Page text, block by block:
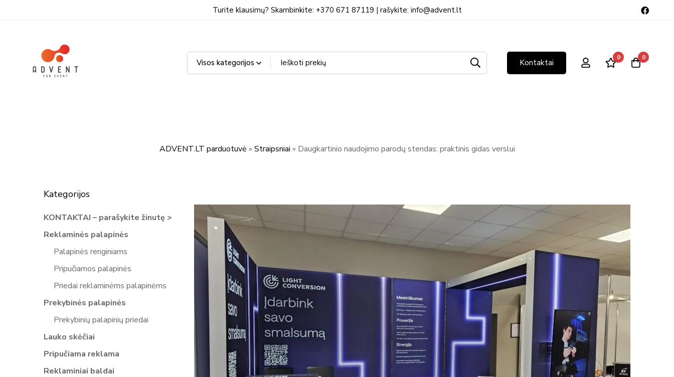
Turite klausimų? Skambinkite: +370 671 87119 | rašykite: info@advent.lt
Kontaktai 0 0
ADVENT.LT parduotuvė » Straipsniai » Daugkartinio naudojimo parodų stendas: praktinis gidas verslui
Kategorijos
KONTAKTAI – parašykite žinutę >
Reklaminės palapinės
Palapinės renginiams
Pripučiamos palapinės
Priedai reklaminėms palapinėms
Prekybinės palapinės
Prekybinių palapinių priedai
Lauko skėčiai
Pripučiama reklama
Reklaminiai baldai